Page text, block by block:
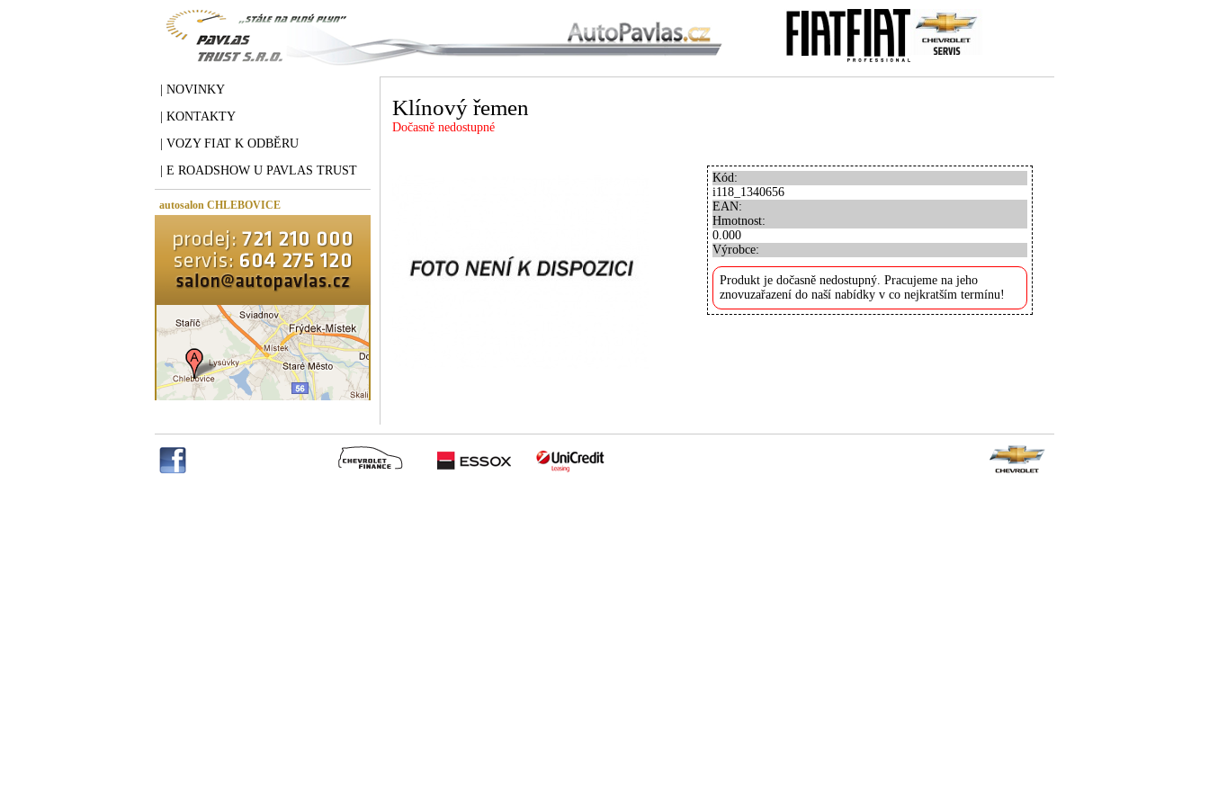
| NOVINKY
| KONTAKTY
| VOZY FIAT K ODBĚRU
| E ROADSHOW U PAVLAS TRUST
autosalon CHLEBOVICE
Klínový řemen
Dočasně nedostupné
Kód:
i118_1340656
EAN:
Hmotnost:
0.000
Výrobce:
Produkt je dočasně nedostupný. Pracujeme na jeho
znovuzařazení do naší nabídky v co nejkratším termínu!